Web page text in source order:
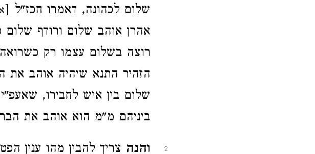
שלום לכהונה, דאמרו חכז"ל [
אהרן אוהב שלום ורודף שלום
רוצה בשלום עצמו רק
הזהיר התנא שיהיה אוהב את
שלום בין איש לחבירו,
ביניהם מ"מ הוא אוהב את
2 והנה צריך להבין מהו ענין